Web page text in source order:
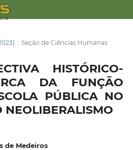
/ Seção de Ciências Humanas
HISTÓRICO-
DA FUNÇÃO
PÚBLICA NO
NEOLIBERALISMO
de Medeiros